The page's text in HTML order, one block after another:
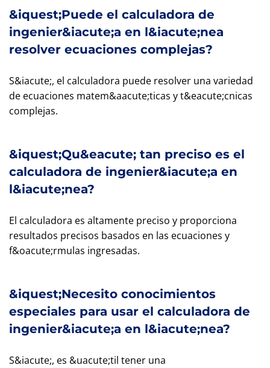
&iquest;Puede el calculadora de
ingenier&iacute;a en l&iacute;nea
resolver ecuaciones complejas?
S&iacute;, el calculadora puede resolver una variedad
de ecuaciones matem&aacute;ticas y t&eacute;cnicas
complejas.
&iquest;Qu&eacute; tan preciso es el
calculadora de ingenier&iacute;a en
l&iacute;nea?
El calculadora es altamente preciso y proporciona
resultados precisos basados en las ecuaciones y
f&oacute;rmulas ingresadas.
&iquest;Necesito conocimientos
especiales para usar el calculadora de
ingenier&iacute;a en l&iacute;nea?
S&iacute;, es &uacute;til tener una